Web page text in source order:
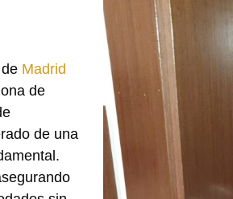
Madrid
de
de una